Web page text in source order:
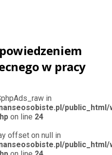
w pracy
in
public_html/
on line 24
offset on null in
public_html/